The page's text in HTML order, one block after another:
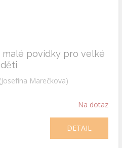
malé povídky pro velké
děti
Marečkova)
Na dotaz
DETAIL